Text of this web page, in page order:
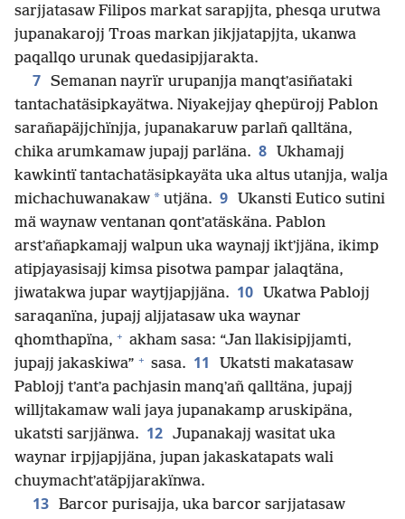
sarjjatasaw Filipos markat sarapjjta, phesqa urutwa
jupanakarojj Troas markan jikjjatapjjta, ukanwa
paqallqo urunak quedasipjjarakta.
7 Semanan nayrïr urupanjja manqtʼasiñataki
tantachatäsipkayätwa. Niyakejjay qhepürojj Pablon
sarañapäjjchïnjja, jupanakaruw parlañ qalltäna,
chika arumkamaw jupajj parläna. 8
Ukhamajj
kawkintï tantachatäsipkayäta uka altus utanjja, walja
michachuwanakaw * utjäna. 9
Ukansti Eutico sutini
mä waynaw ventanan qontʼatäskäna. Pablon
arstʼañapkamajj walpun uka waynajj iktʼjjäna, ikimp
atipjayasisajj kimsa pisotwa pampar jalaqtäna,
jiwatakwa jupar waytjjapjjäna. 10
Ukatwa Pablojj
saraqanïna, jupajj aljjatasaw uka waynar
qhomthapïna, + akham sasa: “Jan llakisipjjamti,
jupajj jakaskiwa” + sasa. 11
Ukatsti makatasaw
Pablojj tʼantʼa pachjasin manqʼañ qalltäna, jupajj
willjtakamaw wali jaya jupanakamp aruskipäna,
ukatsti sarjjänwa. 12 Jupanakajj wasitat uka
waynar irpjjapjjäna, jupan jakaskatapats wali
chuymachtʼatäpjjarakïnwa.
13 Barcor purisajja, uka barcor sarjjatasaw